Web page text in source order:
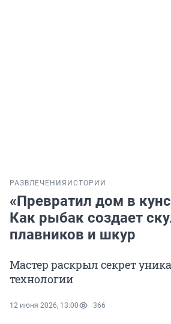
РАЗВЛЕЧЕНИЯ ИСТОРИИ
«Превратил дом в
Как рыбак создает
плавников и шкур
Мастер раскрыл секрет
технологии
12 июня 2026, 13:00 366